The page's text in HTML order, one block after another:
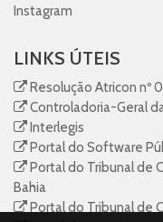
Instagram
LINKS ÚTEIS
Resolução Atricon nº
Controladoria-Geral
Interlegis
Portal do Software
Portal do Tribunal de
Bahia
Portal do Tribunal de